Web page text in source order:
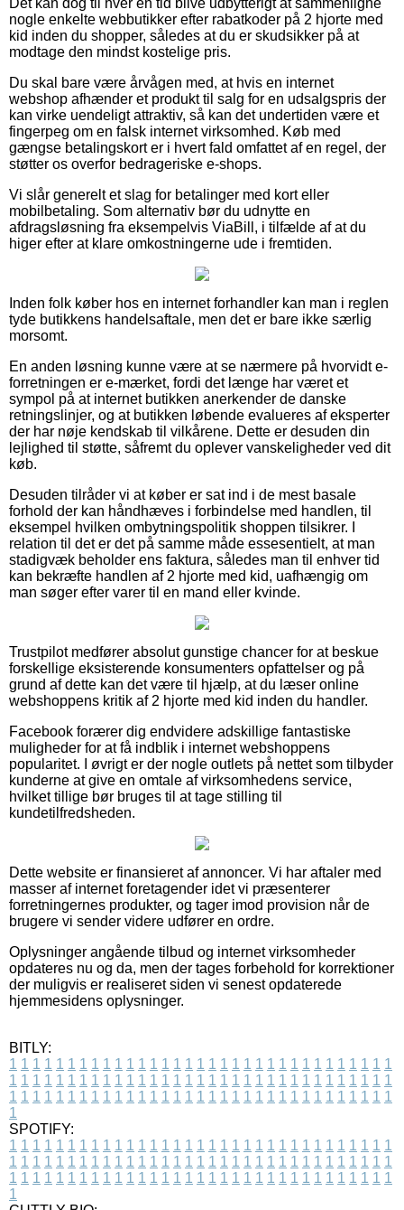
nogle enkelte webbutikker efter rabatkoder på 2 hjorte med
kid inden du shopper, således at du er skudsikker på at
modtage den mindst kostelige pris.
Du skal bare være årvågen med, at hvis en internet
webshop afhænder et produkt til salg for en udsalgspris der
kan virke uendeligt attraktiv, så kan det undertiden være et
fingerpeg om en falsk internet virksomhed. Køb med
gængse betalingskort er i hvert fald omfattet af en regel, der
støtter os overfor bedrageriske e-shops.
Vi slår generelt et slag for betalinger med kort eller
mobilbetaling. Som alternativ bør du udnytte en
afdragsløsning fra eksempelvis ViaBill, i tilfælde af at du
higer efter at klare omkostningerne ude i fremtiden.
Inden folk køber hos en internet forhandler kan man i reglen
tyde butikkens handelsaftale, men det er bare ikke særlig
morsomt.
En anden løsning kunne være at se nærmere på hvorvidt e-
forretningen er e-mærket, fordi det længe har været et
sympol på at internet butikken anerkender de danske
retningslinjer, og at butikken løbende evalueres af eksperter
der har nøje kendskab til vilkårene. Dette er desuden din
lejlighed til støtte, såfremt du oplever vanskeligheder ved dit
køb.
Desuden tilråder vi at køber er sat ind i de mest basale
forhold der kan håndhæves i forbindelse med handlen, til
eksempel hvilken ombytningspolitik shoppen tilsikrer. I
relation til det er det på samme måde essesentielt, at man
stadigvæk beholder ens faktura, således man til enhver tid
kan bekræfte handlen af 2 hjorte med kid, uafhængig om
man søger efter varer til en mand eller kvinde.
Trustpilot medfører absolut gunstige chancer for at beskue
forskellige eksisterende konsumenters opfattelser og på
grund af dette kan det være til hjælp, at du læser online
webshoppens kritik af 2 hjorte med kid inden du handler.
Facebook forærer dig endvidere adskillige fantastiske
muligheder for at få indblik i internet webshoppens
popularitet. I øvrigt er der nogle outlets på nettet som tilbyder
kunderne at give en omtale af virksomhedens service,
hvilket tillige bør bruges til at tage stilling til
kundetilfredsheden.
Dette website er finansieret af annoncer. Vi har aftaler med
masser af internet foretagender idet vi præsenterer
forretningernes produkter, og tager imod provision når de
brugere vi sender videre udfører en ordre.
Oplysninger angående tilbud og internet virksomheder
opdateres nu og da, men der tages forbehold for korrektioner
der muligvis er realiseret siden vi senest opdaterede
hjemmesidens oplysninger.
BITLY:
1 1 1 1 1 1 1 1 1 1 1 1 1 1 1 1 1 1 1 1 1 1 1 1 1 1 1 1 1 1 1 1 1
1 1 1 1 1 1 1 1 1 1 1 1 1 1 1 1 1 1 1 1 1 1 1 1 1 1 1 1 1 1 1 1 1
1 1 1 1 1 1 1 1 1 1 1 1 1 1 1 1 1 1 1 1 1 1 1 1 1 1 1 1 1 1 1 1 1
1
SPOTIFY:
1 1 1 1 1 1 1 1 1 1 1 1 1 1 1 1 1 1 1 1 1 1 1 1 1 1 1 1 1 1 1 1 1
1 1 1 1 1 1 1 1 1 1 1 1 1 1 1 1 1 1 1 1 1 1 1 1 1 1 1 1 1 1 1 1 1
1 1 1 1 1 1 1 1 1 1 1 1 1 1 1 1 1 1 1 1 1 1 1 1 1 1 1 1 1 1 1 1 1
1